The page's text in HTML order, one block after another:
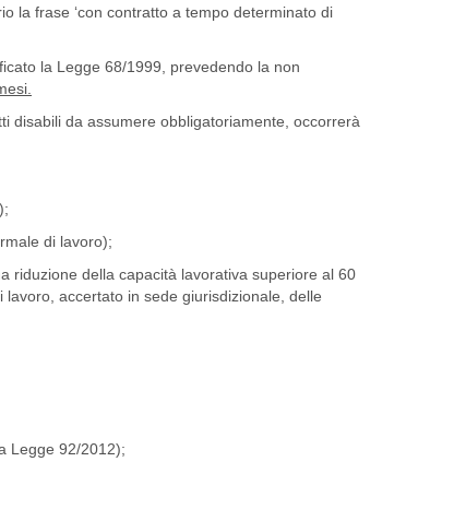
la frase ‘con contratto a tempo determinato di
la Legge 68/1999, prevedendo la non
disabili da assumere obbligatoriamente, occorrerà
di lavoro);
riduzione della capacità lavorativa superiore al 60
accertato in sede giurisdizionale, delle
Legge 92/2012);